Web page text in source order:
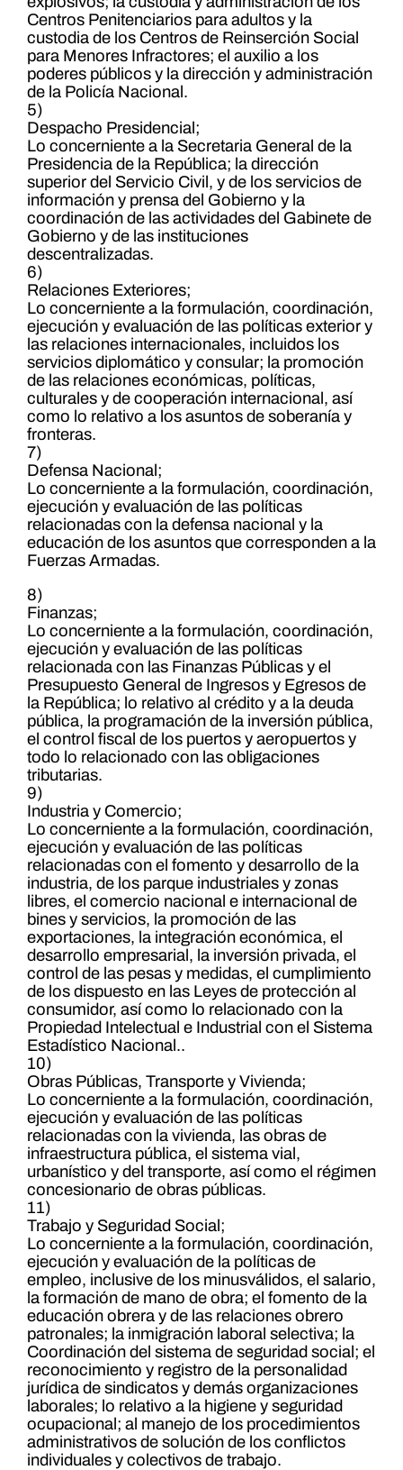
Centros Penitenciarios para adultos y la
custodia de los Centros de Reinserción Social
para Menores Infractores; el auxilio a los
poderes públicos y la dirección y administración
de la Policía Nacional.
5)
Despacho Presidencial;
Lo concerniente a la Secretaria General de la
Presidencia de la República; la dirección
superior del Servicio Civil, y de los servicios de
información y prensa del Gobierno y la
coordinación de las actividades del Gabinete de
Gobierno y de las instituciones
descentralizadas.
6)
Relaciones Exteriores;
Lo concerniente a la formulación, coordinación,
ejecución y evaluación de las políticas exterior y
las relaciones internacionales, incluidos los
servicios diplomático y consular; la promoción
de las relaciones económicas, políticas,
culturales y de cooperación internacional, así
como lo relativo a los asuntos de soberanía y
fronteras.
7)
Defensa Nacional;
Lo concerniente a la formulación, coordinación,
ejecución y evaluación de las políticas
relacionadas con la defensa nacional y la
educación de los asuntos que corresponden a la
Fuerzas Armadas.
8)
Finanzas;
Lo concerniente a la formulación, coordinación,
ejecución y evaluación de las políticas
relacionada con las Finanzas Públicas y el
Presupuesto General de Ingresos y Egresos de
la República; lo relativo al crédito y a la deuda
pública, la programación de la inversión pública,
el control fiscal de los puertos y aeropuertos y
todo lo relacionado con las obligaciones
tributarias.
9)
Industria y Comercio;
Lo concerniente a la formulación, coordinación,
ejecución y evaluación de las políticas
relacionadas con el fomento y desarrollo de la
industria, de los parque industriales y zonas
libres, el comercio nacional e internacional de
bines y servicios, la promoción de las
exportaciones, la integración económica, el
desarrollo empresarial, la inversión privada, el
control de las pesas y medidas, el cumplimiento
de los dispuesto en las Leyes de protección al
consumidor, así como lo relacionado con la
Propiedad Intelectual e Industrial con el Sistema
Estadístico Nacional..
10)
Obras Públicas, Transporte y Vivienda;
Lo concerniente a la formulación, coordinación,
ejecución y evaluación de las políticas
relacionadas con la vivienda, las obras de
infraestructura pública, el sistema vial,
urbanístico y del transporte, así como el régimen
concesionario de obras públicas.
11)
Trabajo y Seguridad Social;
Lo concerniente a la formulación, coordinación,
ejecución y evaluación de la políticas de
empleo, inclusive de los minusválidos, el salario,
la formación de mano de obra; el fomento de la
educación obrera y de las relaciones obrero
patronales; la inmigración laboral selectiva; la
Coordinación del sistema de seguridad social; el
reconocimiento y registro de la personalidad
jurídica de sindicatos y demás organizaciones
laborales; lo relativo a la higiene y seguridad
ocupacional; al manejo de los procedimientos
administrativos de solución de los conflictos
individuales y colectivos de trabajo.